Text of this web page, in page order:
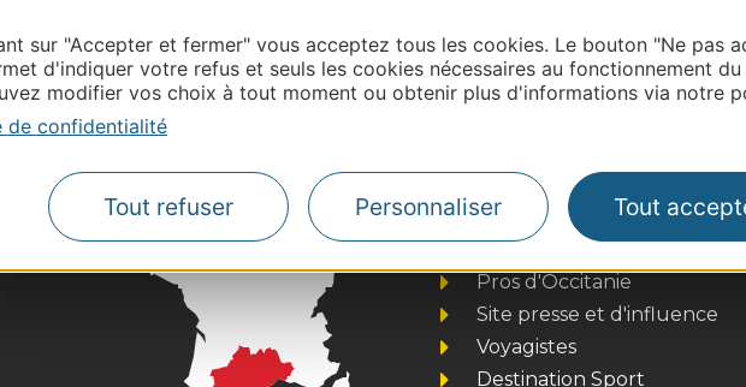
sur "Accepter et fermer" vous acceptez tous les cookies. Le bouton "Ne pas
d'indiquer votre refus et seuls les cookies nécessaires au fonctionnement
modifier vos choix à tout moment ou obtenir plus d'informations via notre
de confidentialité
Tout refuser Personnaliser Tout
| Map data © OpenStreetMap contributors
ou le gestionnaire de cette activité?
merci de contacter Ariège Pyrénées Tourisme.
Thermalisme
Pros d'Occitanie
Site presse et d'influence
Voyagistes
Destination Sport